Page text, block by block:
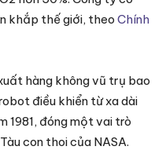
khắp thế giới, theo Chính
hàng không vũ trụ bao
điều khiển từ xa dài
1981, đóng một vai trò
con thoi của NASA.